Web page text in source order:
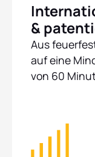
&
Aus
auf eine
von 60